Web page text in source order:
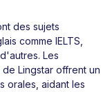
des sujets
comme IELTS,
Les
de Lingstar offrent un
orales, aidant les